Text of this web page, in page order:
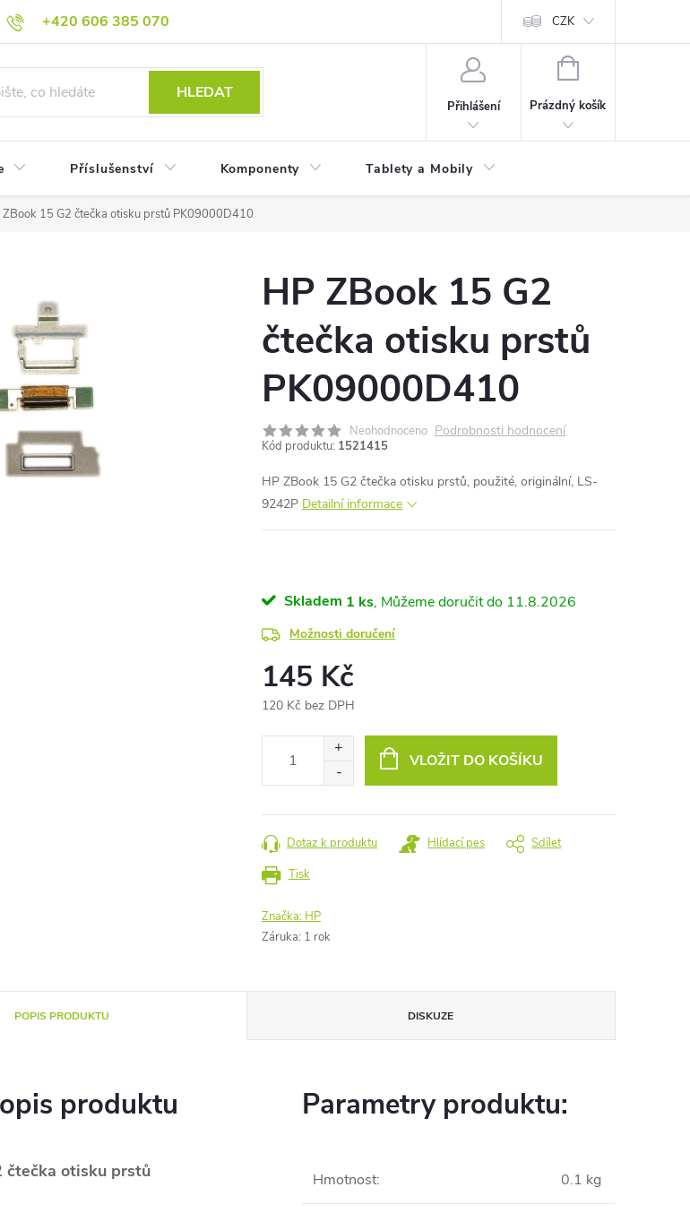
+420 606 385 070
podmínky Reklamace CZK
HLEDAT
Přihlášení
NÁKUPNÍ
Prázdný košík
Příslušenství Komponenty Tablety a Mobily
ZBook 15 G2 čtečka otisku prstů PK09000D410
HP ZBook 15 G2
čtečka otisku prstů
PK09000D410
Neohodnoceno Podrobnosti hodnocení
Kód produktu: 1521415
HP ZBook 15 G2 čtečka otisku prstů, použité, originální, LS-
9242P Detailní informace
Skladem 1 ks 11.8.2026
Možnosti doručení
145 Kč
120 Kč bez DPH
VLOŽIT DO KOŠÍKU
Tisk
Dotaz k produktu Hlídací pes Sdílet
Značka: HP
Záruka: 1 rok
POPIS PRODUKTU DISKUZE
produktu
čtečka otisku prstů
Parametry produktu:
Hmotnost: 0.1 kg